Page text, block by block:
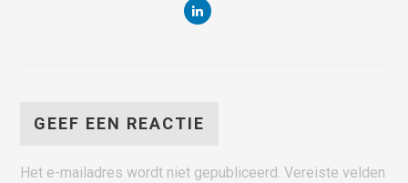
GEEF EEN REACTIE
Het e-mailadres wordt niet gepubliceerd. Vereiste velden